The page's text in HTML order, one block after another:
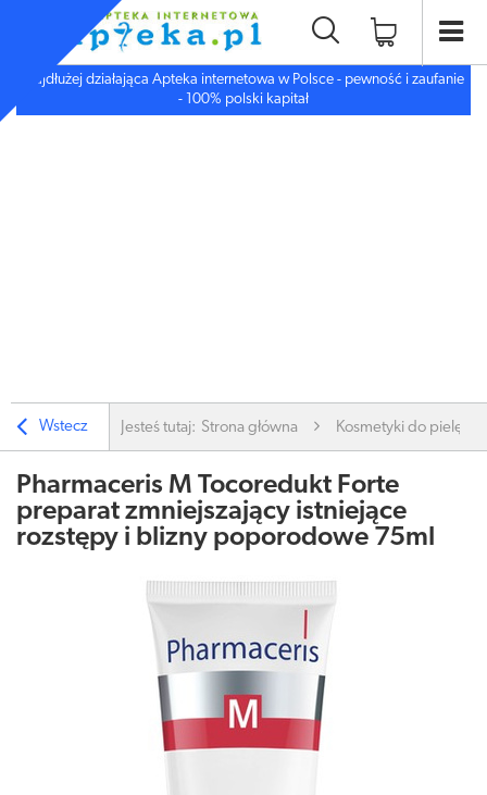
Najdłużej działająca Apteka internetowa w Polsce - pewność i zaufanie
- 100% polski kapitał
Wstecz Jesteś tutaj: Strona główna Kosmetyki do
Pharmaceris M Tocoredukt Forte
preparat zmniejszający istniejące
rozstępy i blizny poporodowe 75ml